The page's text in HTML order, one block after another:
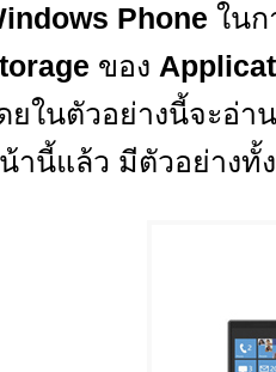
Phone ในก
ของ
ยในตัวอย่างนี้จะอ่า
านี้แล้ว มีตัวอย่างทั้